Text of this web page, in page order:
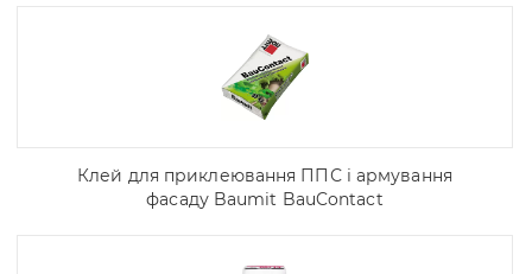
Клей для приклеювання ППС і армування
фасаду Baumit BauContact